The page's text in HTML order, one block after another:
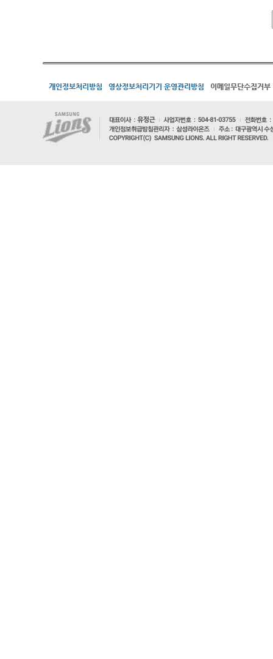
개인정보처리방침 영상정보처리기기 운영관리방침 이메일무단수집거부